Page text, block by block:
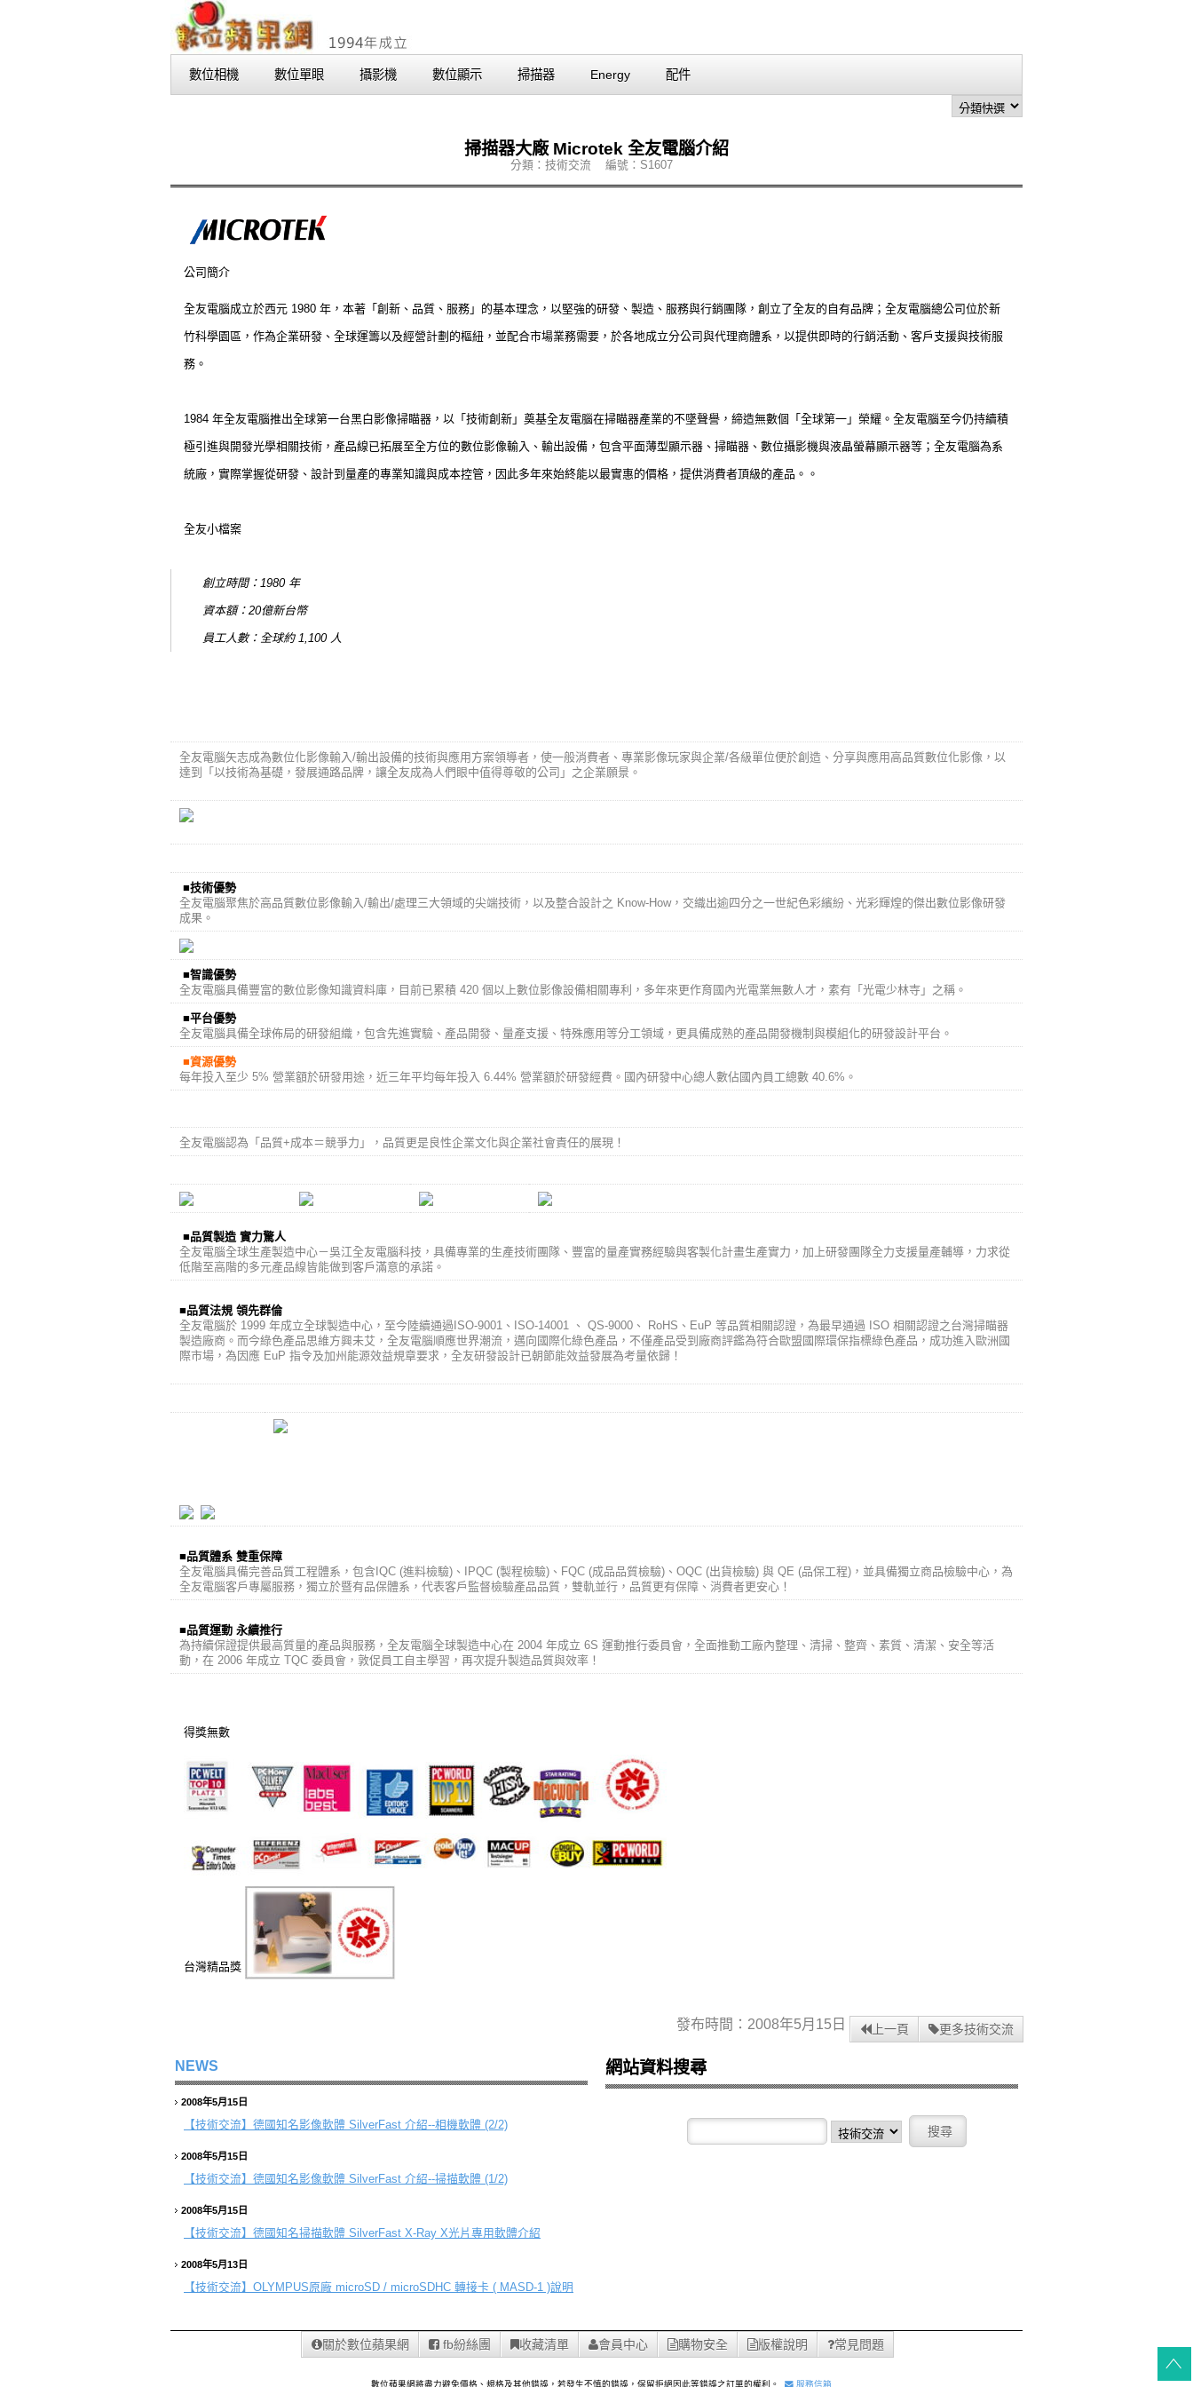
數位相機 數位單眼 攝影機 數位顯示 掃描器 Energy 配件
掃描器大廠 Microtek 全友電腦介紹
分類：技術交流 編號：S1607
公司簡介
全友電腦成立於西元 1980 年，本著「創新、品質、服務」的基本理念，以堅強的研發、製造、服務與行銷團隊，創立了全友的自有品牌；全友電腦總公司位於新
竹科學園區，作為企業研發、全球運籌以及經營計劃的樞紐，並配合市場業務需要，於各地成立分公司與代理商體系，以提供即時的行銷活動、客戶支援與技術服
務。
1984 年全友電腦推出全球第一台黑白影像掃瞄器，以「技術創新」奠基全友電腦在掃瞄器產業的不墜聲譽，締造無數個「全球第一」榮耀。全友電腦至今仍持續積
極引進與開發光學相關技術，產品線已拓展至全方位的數位影像輸入、輸出設備，包含平面薄型顯示器、掃瞄器、數位攝影機與液晶螢幕顯示器等；全友電腦為系
統廠，實際掌握從研發、設計到量產的專業知識與成本控管，因此多年來始終能以最實惠的價格，提供消費者頂級的產品。。
全友小檔案
創立時間：1980 年
資本額：20億新台幣
員工人數：全球約 1,100 人
全友電腦矢志成為數位化影像輸入/輸出設備的技術與應用方案領導者，使一般消費者、專業影像玩家與企業/各級單位便於創造、分享與應用高品質數位化影像，以
達到「以技術為基礎，發展通路品牌，讓全友成為人們眼中值得尊敬的公司」之企業願景。
■技術優勢
全友電腦聚焦於高品質數位影像輸入/輸出/處理三大領域的尖端技術，以及整合設計之 Know-How，交織出逾四分之一世紀色彩繽紛、光彩輝煌的傑出數位影像研發
成果。
■智識優勢
全友電腦具備豐富的數位影像知識資料庫，目前已累積 420 個以上數位影像設備相關專利，多年來更作育國內光電業無數人才，素有「光電少林寺」之稱。
■平台優勢
全友電腦具備全球佈局的研發組織，包含先進實驗、產品開發、量產支援、特殊應用等分工領域，更具備成熟的產品開發機制與模組化的研發設計平台。
■資源優勢
每年投入至少 5% 營業額於研發用途，近三年平均每年投入 6.44% 營業額於研發經費。國內研發中心總人數佔國內員工總數 40.6%。
全友電腦認為「品質+成本＝競爭力」，品質更是良性企業文化與企業社會責任的展現！
■品質製造 實力驚人
全友電腦全球生產製造中心－吳江全友電腦科技，具備專業的生產技術團隊、豐富的量產實務經驗與客製化計畫生產實力，加上研發團隊全力支援量產輔導，力求從
低階至高階的多元產品線皆能做到客戶滿意的承諾。
■品質法規 領先群倫
全友電腦於 1999 年成立全球製造中心，至今陸續通過ISO-9001、ISO-14001 、 QS-9000、 RoHS、EuP 等品質相關認證，為最早通過 ISO 相關認證之台灣掃瞄器
製造廠商。而今綠色產品思維方興未艾，全友電腦順應世界潮流，邁向國際化綠色產品，不僅產品受到廠商評鑑為符合歐盟國際環保指標綠色產品，成功進入歐洲國
際市場，為因應 EuP 指令及加州能源效益規章要求，全友研發設計已朝節能效益發展為考量依歸！
■品質體系 雙重保障
全友電腦具備完善品質工程體系，包含IQC (進料檢驗)、IPQC (製程檢驗)、FQC (成品品質檢驗)、OQC (出貨檢驗) 與 QE (品保工程)，並具備獨立商品檢驗中心，為
全友電腦客戶專屬服務，獨立於暨有品保體系，代表客戶監督檢驗產品品質，雙軌並行，品質更有保障、消費者更安心！
■品質運動 永續推行
為持續保證提供最高質量的產品與服務，全友電腦全球製造中心在 2004 年成立 6S 運動推行委員會，全面推動工廠內整理、清掃、整齊、素質、清潔、安全等活
動，在 2006 年成立 TQC 委員會，敦促員工自主學習，再次提升製造品質與效率！
得獎無數
台灣精品獎
發布時間：2008年5月15日 上一頁 更多技術交流
NEWS
2008年5月15日
【技術交流】 德國知名影像軟體 SilverFast 介紹--相機軟體 (2/2)
2008年5月15日
【技術交流】 德國知名影像軟體 SilverFast 介紹--掃描軟體 (1/2)
2008年5月15日
【技術交流】 德國知名掃描軟體 SilverFast X-Ray X光片專用軟體介紹
2008年5月13日
【技術交流】 OLYMPUS原廠 microSD / microSDHC 轉接卡 ( MASD-1 )說明
網站資料搜尋
關於數位蘋果網 fb紛絲團 收藏清單 會員中心 購物安全 版權說明 常見問題
數位蘋果網將盡力避免價格、規格及其他錯誤，若發生不慎的錯誤，保留拒絕因此等錯誤之訂單的權利。 服務信箱